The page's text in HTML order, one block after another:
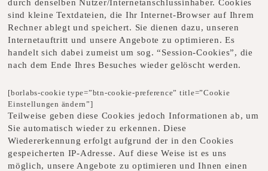
durch denselben Nutzer/Internetanschlussinhaber. Cookies
sind kleine Textdateien, die Ihr Internet-Browser auf Ihrem
Rechner ablegt und speichert. Sie dienen dazu, unseren
Internetauftritt und unsere Angebote zu optimieren. Es
handelt sich dabei zumeist um sog. “Session-Cookies”, die
nach dem Ende Ihres Besuches wieder gelöscht werden.
[borlabs-cookie type=”btn-cookie-preference” title=”Cookie
Einstellungen ändern”]
Teilweise geben diese Cookies jedoch Informationen ab, um
Sie automatisch wieder zu erkennen. Diese
Wiedererkennung erfolgt aufgrund der in den Cookies
gespeicherten IP-Adresse. Auf diese Weise ist es uns
möglich, unsere Angebote zu optimieren und Ihnen einen